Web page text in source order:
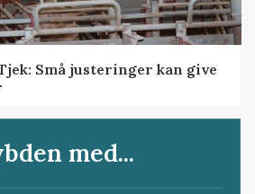
Små justeringer kan give
med...